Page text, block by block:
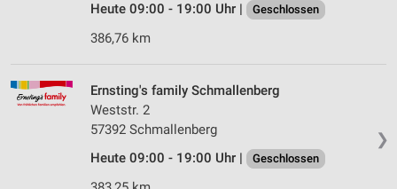
Heute 09:00 - 19:00 Uhr |
Geschlossen
386,76 km
❯
Ernsting's family Schmallenberg
Weststr. 2
57392 Schmallenberg
Heute 09:00 - 19:00 Uhr |
Geschlossen